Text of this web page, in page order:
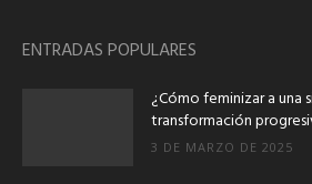
ENTRADAS POPULARES
¿Cómo feminizar a una
transformación
3 DE MARZO DE 2025